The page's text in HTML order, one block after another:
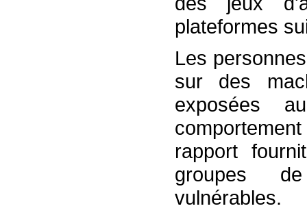
plateformes
Les
sur des
exposées
rapport
groupes de
vulnérables.